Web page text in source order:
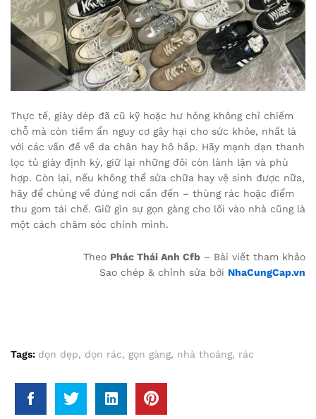
Thực tế, giày dép đã cũ kỹ hoặc hư hỏng không chỉ chiếm
chỗ mà còn tiềm ẩn nguy cơ gây hại cho sức khỏe, nhất là
với các vấn đề về da chân hay hô hấp. Hãy mạnh dạn thanh
lọc tủ giày định kỳ, giữ lại những đôi còn lành lặn và phù
hợp. Còn lại, nếu không thể sửa chữa hay vệ sinh được nữa,
hãy để chúng về đúng nơi cần đến – thùng rác hoặc điểm
thu gom tái chế. Giữ gìn sự gọn gàng cho lối vào nhà cũng là
một cách chăm sóc chính mình.
Theo Phác Thái Anh Cfb – Bài viết tham khảo
Sao chép & chỉnh sửa bởi NhaCungCap.vn
Tags: dọn dẹp, dọn rác, gọn gàng, nhà thoáng, rác